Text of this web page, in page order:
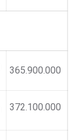
365.900.000
372.100.000